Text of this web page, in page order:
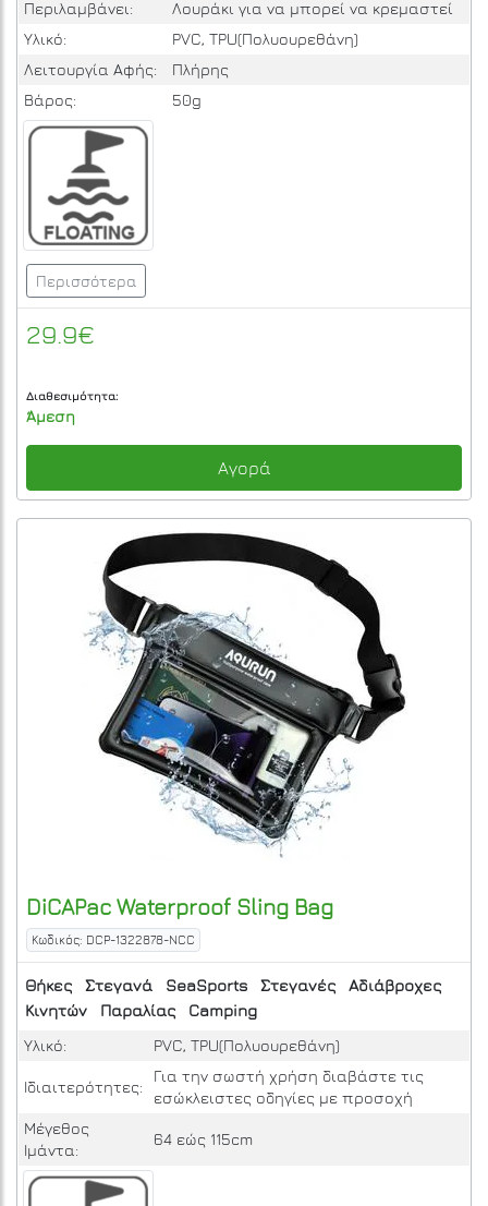
Περιλαμβάνει:
Λουράκι για να μπορεί να κρεμαστεί
Υλικό:
PVC, TPU(Πολυουρεθάνη)
Λειτουργία Αφής:
Πλήρης
Βάρος:
50g
Περισσότερα
29.9€
Διαθεσιμότητα:
Άμεση
Αγορά
DiCAPac Waterproof Sling Bag
Κωδικός: DCP-1322878-NCC
Θήκες Στεγανά SeaSports Στεγανές
Αδιάβροχες
Κινητών
Παραλίας
Camping
Υλικό:
PVC, TPU(Πολυουρεθάνη)
Ιδιαιτερότητες:
Για την σωστή χρήση διαβάστε τις
εσώκλειστες οδηγίες με προσοχή
Μέγεθος
Ιμάντα:
64 εώς 115cm